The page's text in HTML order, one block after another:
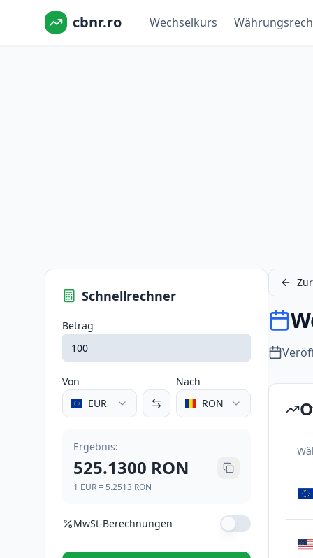
cbnr.ro Wechselkurs
Schnellrechner
Betrag
Von
EUR
Nach
RON
Ergebnis:
525.1300 RON
1 EUR= 5.2513 RON
MwSt-Berechnungen
MwSt-Satz (%)